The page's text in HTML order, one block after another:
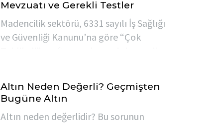
Mevzuatı ve Gerekli Testler
Madencilik sektörü, 6331 sayılı İş Sağlığı
ve Güvenliği Kanunu’na göre “Çok
Altın Neden Değerli? Geçmişten
Bugüne Altın
Altın neden değerlidir? Bu sorunun